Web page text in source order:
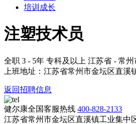
培训成长
注塑技术员
全职 3 - 5年 专科及以上 江苏省 - 常州
上班地址：江苏省常州市金坛区直溪
返回招聘信息
健尔康全国客服热线 400-828-2133
江苏省常州市金坛区直溪镇工业集中